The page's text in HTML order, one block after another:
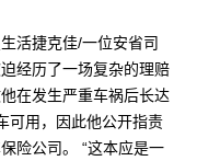
活捷克佳/一位安省司
经历了一场复杂的理赔
在发生严重车祸后长达
可用，因此他公开指责
险公司。 “这本应是一